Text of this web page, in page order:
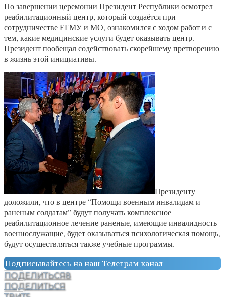
По завершении церемонии Президент Республики осмотрел
реабилитационный центр, который создаётся при
сотрудничестве ЕГМУ и МО, ознакомился с ходом работ и с
тем, какие медицинские услуги будет оказывать центр.
Президент пообещал содействовать скорейшему претворению
в жизнь этой инициативы.
Президенту
доложили, что в центре “Помощи военным инвалидам и
раненым солдатам” будут получать комплексное
реабилитационное лечение раненые, имеющие инвалидность
военнослужащие, будет оказываться психологическая помощь,
будут осуществляться также учебные программы.
Подписывайтесь на наш Телеграм канал
ПОДЕЛИТЬСЯ8
ПОДЕЛИТЬСЯ